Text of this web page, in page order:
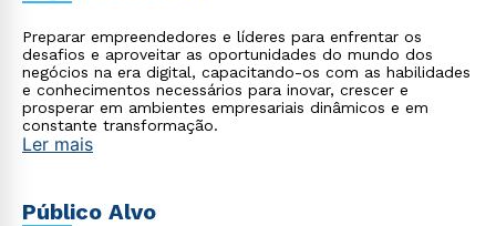
Preparar empreendedores e líderes para enfrentar os
desafios e aproveitar as oportunidades do mundo dos
negócios na era digital, capacitando-os com as habilidades
e conhecimentos necessários para inovar, crescer e
prosperar em ambientes empresariais dinâmicos e em
constante transformação.
Ler mais
Público Alvo